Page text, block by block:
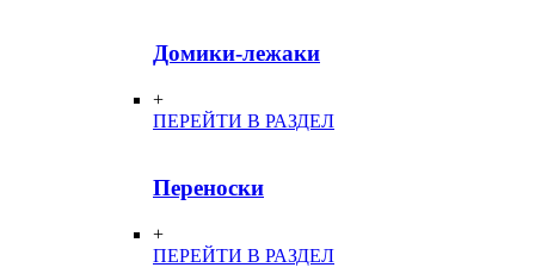
Домики-лежаки
+
ПЕРЕЙТИ В РАЗДЕЛ
Переноски
+
ПЕРЕЙТИ В РАЗДЕЛ